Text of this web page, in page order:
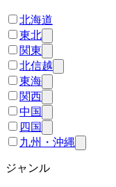
北海道
東北
関東
北信越
東海
関西
中国
四国
九州・沖縄
ジャンル